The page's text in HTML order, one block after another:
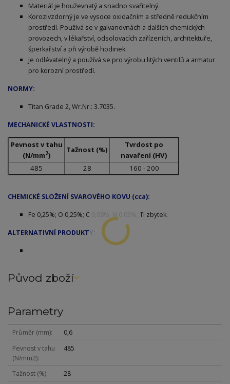
Materiál je houževnatý a snadno svařitelný.
Korozivzdorný je ve vysoce oxidačním a středně redukčním
prostředí. Používá se v galvanovnách a dalších chemických
provozech, v lékařství, odsolovacích zařízeních, architektuře,
šperkařství a při výrobě hodinek.
Je odlévatelný a používá se pro výrobu litých ventilů a armatur
pro korozní prostředí.
NORMY:
Titan Grade 2, Wr.Nr.: 3.7035.
MECHANICKÉ VLASTNOSTI:
Pevnost v tahu
(N/mm2)
Tažnost (%)
Tvrdost po
navaření (HV)
485
28 160 - 200
CHEMICKÉ SLOŽENÍ SVAROVÉHO KOVU (cca):
Fe 0,25%; O 0,25%; C 0,08%; N 0,03%; Ti zbytek.
ALTERNATIVNÍ PRODUKTY:
Původ zboží
Parametry
Průměr (mm)
0,6
Pevnost v tahu
(N/mm2)
485
Tažnost (%)
28